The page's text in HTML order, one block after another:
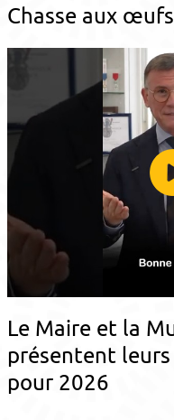
Chasse aux
Le Maire et la
présentent
pour 2026